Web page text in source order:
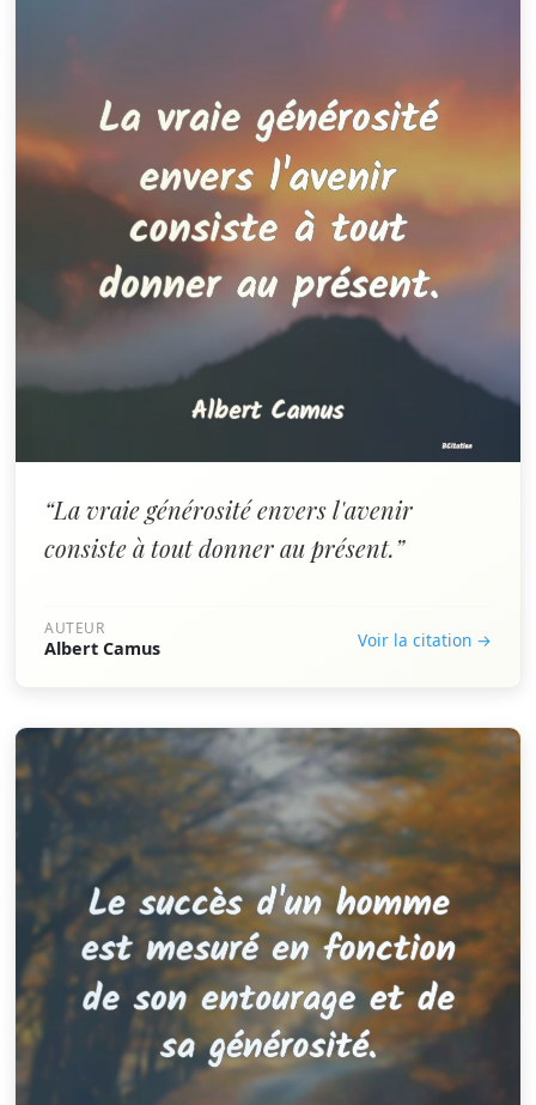
“La vraie générosité envers l'avenir
consiste à tout donner au présent.”
AUTEUR
Albert Camus Voir la citation →